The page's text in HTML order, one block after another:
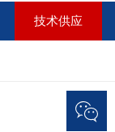
技术供应